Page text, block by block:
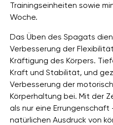
Trainingseinheiten sowie
Woche.
Das Üben des Spagats
Verbesserung der
Kräftigung des Körpers.
Kraft und Stabilität, und
Verbesserung der
Körperhaltung bei. Mit der
als nur eine Errungenschaft
natürlichen Ausdruck von